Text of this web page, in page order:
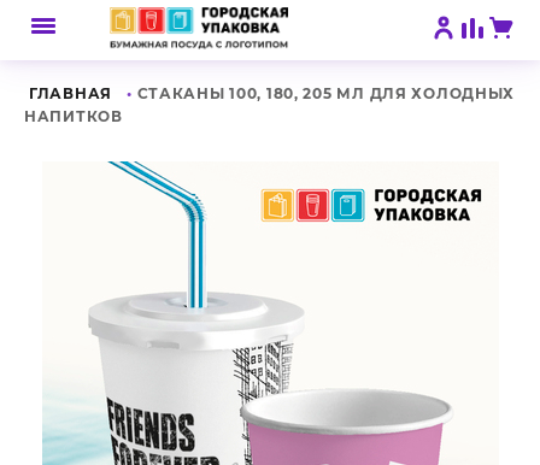
ГЛАВНАЯ
СТАКАНЫ 100, 180, 205 МЛ ДЛЯ ХОЛОДНЫХ
НАПИТКОВ